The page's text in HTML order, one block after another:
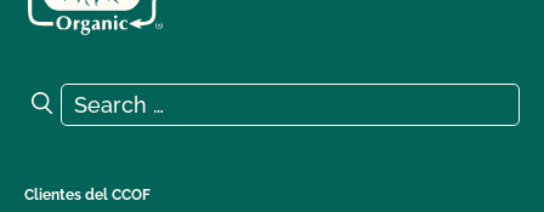
Search for:
Search
Clientes del CCOF